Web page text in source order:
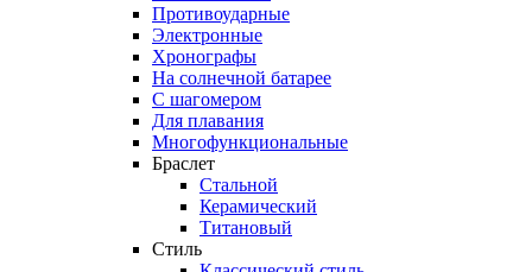
Противоударные
Электронные
Хронографы
На солнечной батарее
С шагомером
Для плавания
Многофункциональные
Браслет
Стальной
Керамический
Титановый
Стиль